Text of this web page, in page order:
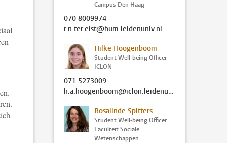
Campus Den Haag
070 8009974
r.n.ter.elst@hum.leidenuniv.nl
Hilke Hoogenboom
Student Well-being Officer
ICLON
071 5273009
h.a.hoogenboom@iclon.leidenuniv.nl
Rosalinde Spitters
Student Well-being Officer
Faculteit Sociale
Wetenschappen